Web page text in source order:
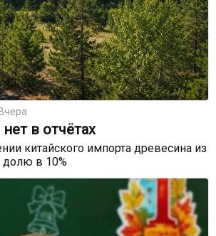
в отчётах
китайского импорта древесина из
долю в 10%